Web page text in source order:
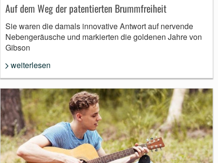
Auf dem Weg der patentierten Brummfreiheit
Sie waren die damals innovative Antwort auf nervende
Nebengeräusche und markierten die goldenen Jahre von
Gibson
weiterlesen